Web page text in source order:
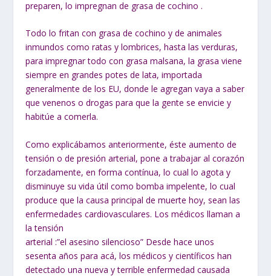
preparen, lo impregnan de grasa de cochino .
Todo lo fritan con grasa de cochino y de animales
inmundos como ratas y lombrices, hasta las verduras,
para impregnar todo con grasa malsana, la grasa viene
siempre en grandes potes de lata, importada
generalmente de los EU, donde le agregan vaya a saber
que venenos o drogas para que la gente se envicie y
habitúe a comerla.
Como explicábamos anteriormente, éste aumento de
tensión o de presión arterial, pone a trabajar al corazón
forzadamente, en forma contínua, lo cual lo agota y
disminuye su vida útil como bomba impelente, lo cual
produce que la causa principal de muerte hoy, sean las
enfermedades cardiovasculares. Los médicos llaman a
la tensión
arterial :”el asesino silencioso” Desde hace unos
sesenta años para acá, los médicos y científicos han
detectado una nueva y terrible enfermedad causada